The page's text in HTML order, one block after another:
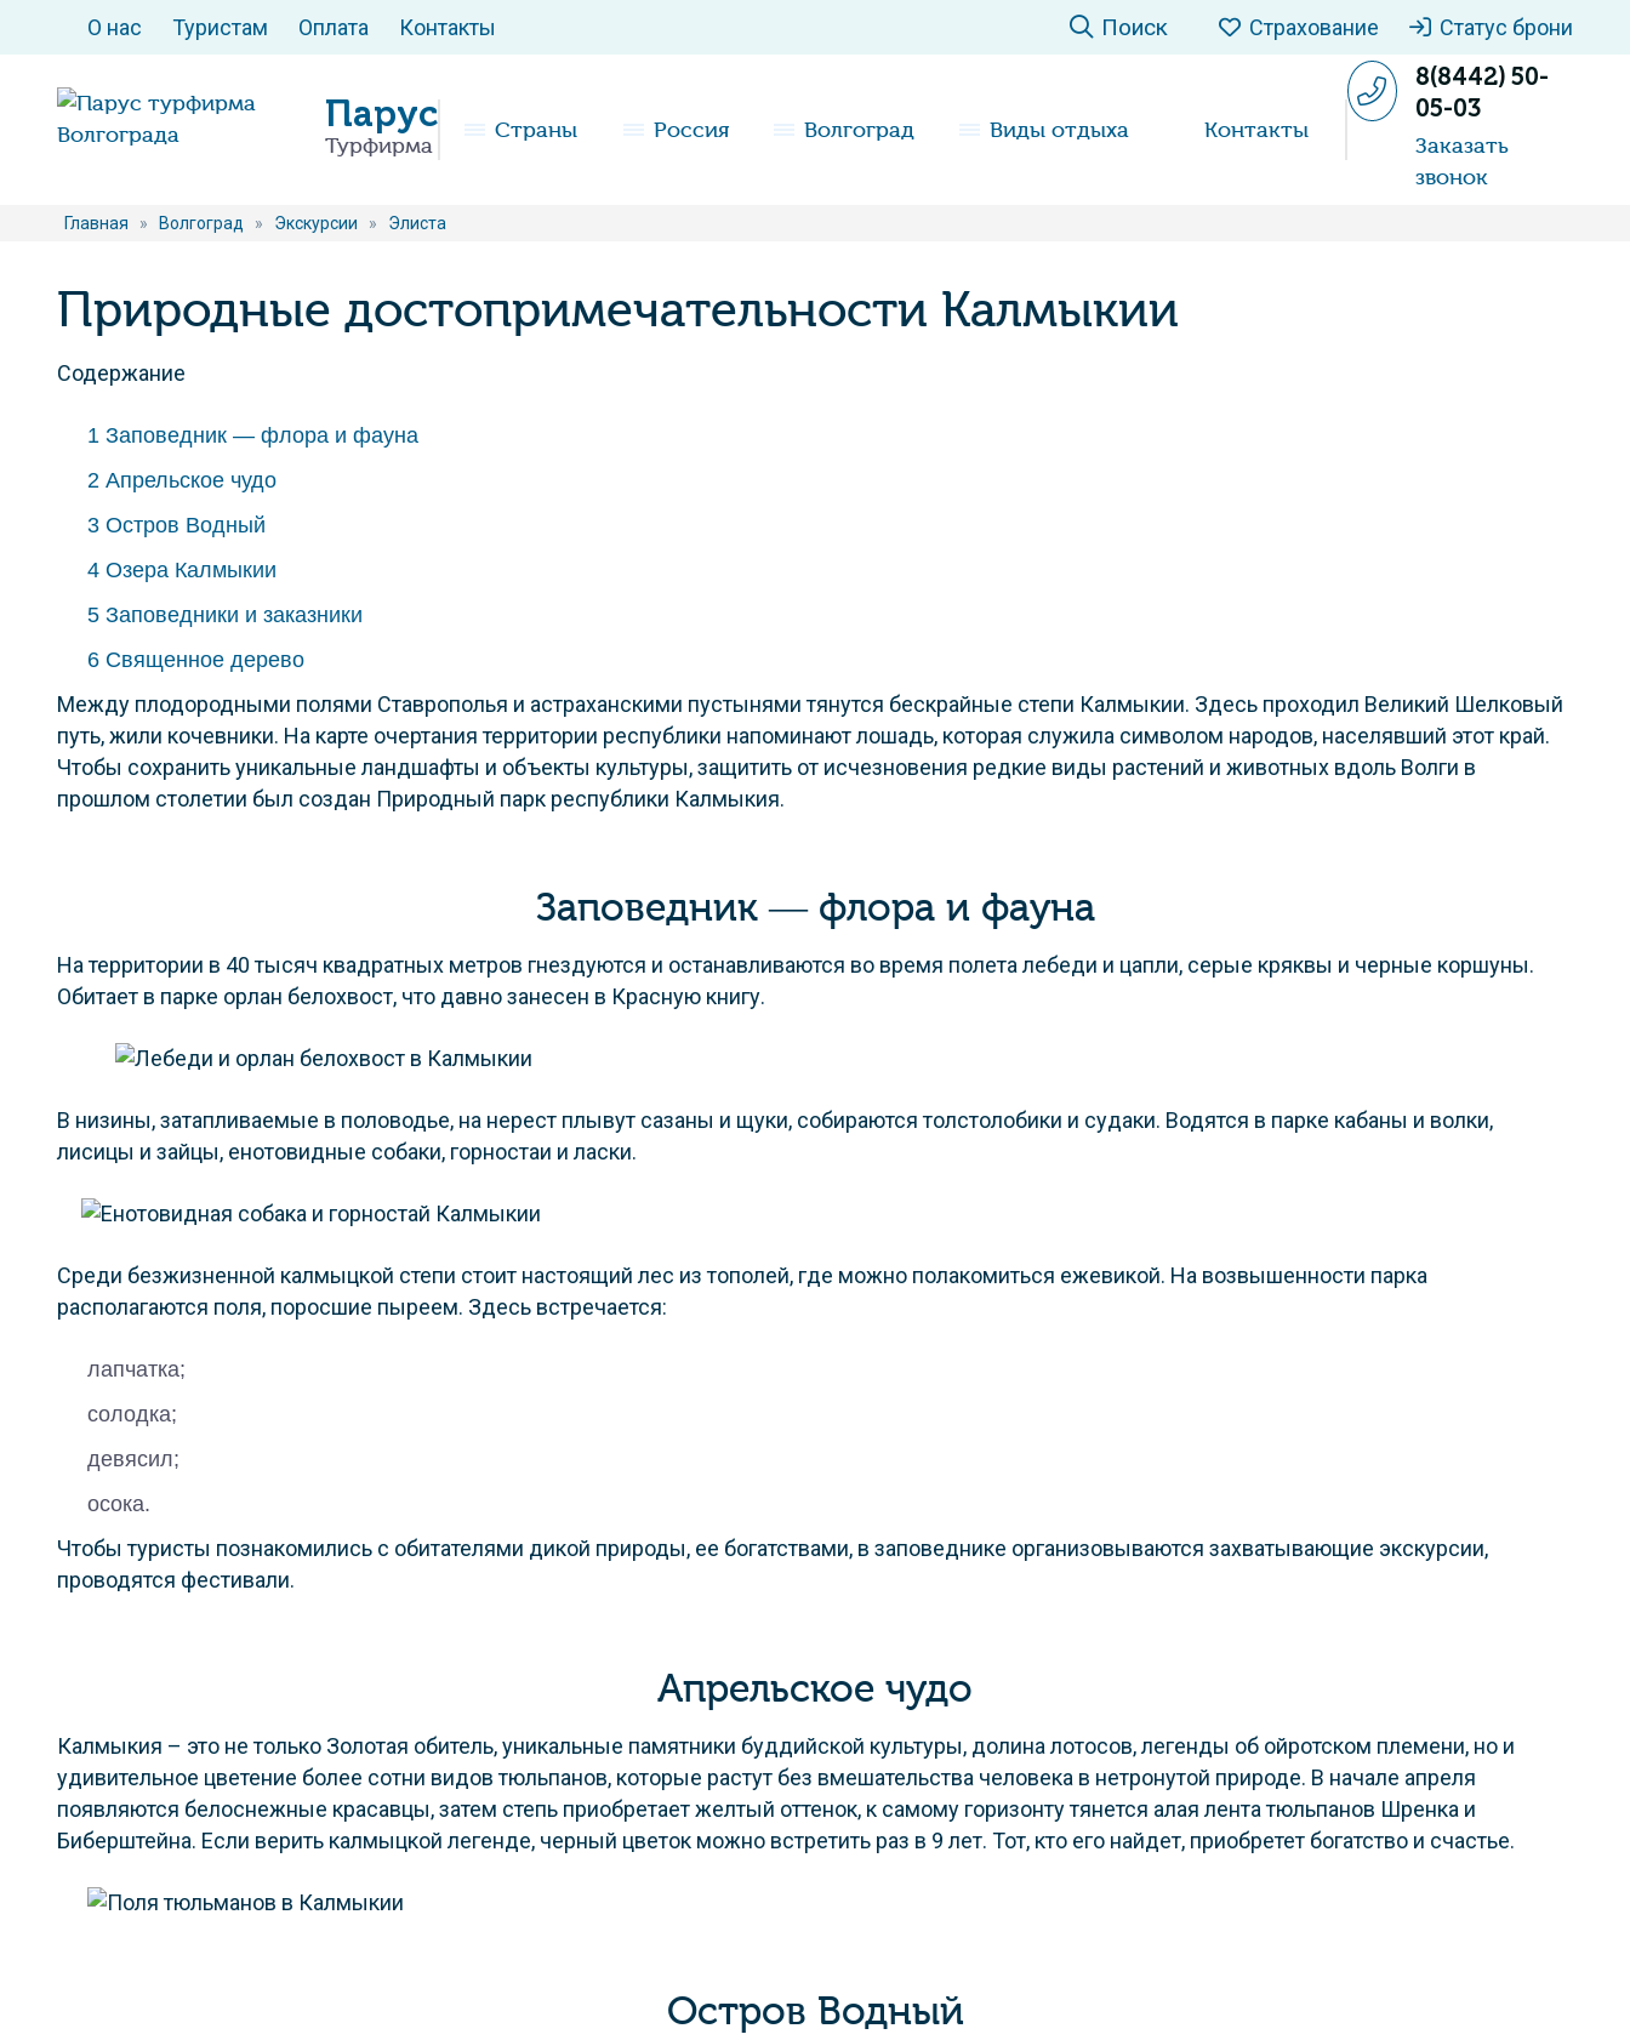
О нас Туристам Оплата Контакты Поиск Страхование Статус брони
Парус
Турфирма
Страны Россия Волгоград Виды отдыха Контакты
8(8442) 50-
05-03
Заказать
звонок
Главная » Волгоград » Экскурсии » Элиста
Природные достопримечательности Калмыкии
Содержание
1 Заповедник — флора и фауна
2 Апрельское чудо
3 Остров Водный
4 Озера Калмыкии
5 Заповедники и заказники
6 Священное дерево
Между плодородными полями Ставрополья и астраханскими пустынями тянутся бескрайные степи Калмыкии. Здесь проходил Великий Шелковый
путь, жили кочевники. На карте очертания территории республики напоминают лошадь, которая служила символом народов, населявший этот край.
Чтобы сохранить уникальные ландшафты и объекты культуры, защитить от исчезновения редкие виды растений и животных вдоль Волги в
прошлом столетии был создан Природный парк республики Калмыкия.
Заповедник — флора и фауна
На территории в 40 тысяч квадратных метров гнездуются и останавливаются во время полета лебеди и цапли, серые кряквы и черные коршуны.
Обитает в парке орлан белохвост, что давно занесен в Красную книгу.
В низины, затапливаемые в половодье, на нерест плывут сазаны и щуки, собираются толстолобики и судаки. Водятся в парке кабаны и волки,
лисицы и зайцы, енотовидные собаки, горностаи и ласки.
Среди безжизненной калмыцкой степи стоит настоящий лес из тополей, где можно полакомиться ежевикой. На возвышенности парка
располагаются поля, поросшие пыреем. Здесь встречается:
лапчатка;
солодка;
девясил;
осока.
Чтобы туристы познакомились с обитателями дикой природы, ее богатствами, в заповеднике организовываются захватывающие экскурсии,
проводятся фестивали.
Апрельское чудо
Калмыкия – это не только Золотая обитель, уникальные памятники буддийской культуры, долина лотосов, легенды об ойротском племени, но и
удивительное цветение более сотни видов тюльпанов, которые растут без вмешательства человека в нетронутой природе. В начале апреля
появляются белоснежные красавцы, затем степь приобретает желтый оттенок, к самому горизонту тянется алая лента тюльпанов Шренка и
Биберштейна. Если верить калмыцкой легенде, черный цветок можно встретить раз в 9 лет. Тот, кто его найдет, приобретет богатство и счастье.
Остров Водный